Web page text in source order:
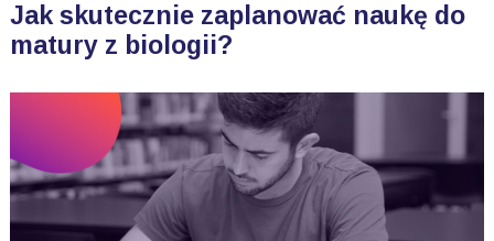
Jak skutecznie zaplanować naukę do
matury z biologii?